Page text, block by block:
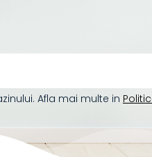
Afla mai multe in